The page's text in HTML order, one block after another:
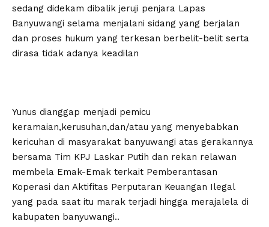
sedang didekam dibalik jeruji penjara Lapas
Banyuwangi selama menjalani sidang yang berjalan
dan proses hukum yang terkesan berbelit-belit serta
dirasa tidak adanya keadilan
Yunus dianggap menjadi pemicu
keramaian,kerusuhan,dan/atau yang menyebabkan
kericuhan di masyarakat banyuwangi atas gerakannya
bersama Tim KPJ Laskar Putih dan rekan relawan
membela Emak-Emak terkait Pemberantasan
Koperasi dan Aktifitas Perputaran Keuangan Ilegal
yang pada saat itu marak terjadi hingga merajalela di
kabupaten banyuwangi..